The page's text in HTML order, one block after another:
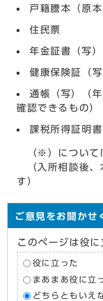
戸籍謄本（原本
住民票
年金証書（写）
健康保険証（写
通帳（写）（
確認できるもの）
課税所得証明
（※）について
（入所相談後、
す）
ご意見をお聞かせ
このページは役に
役に立った
まあまあ役に立
どちらともいえ